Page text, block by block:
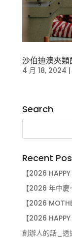
沙伯迪澳夾
4 月 18, 2024 |
Search
Recent
【2026 HAPPY
【2026 年中慶
【2026
【2026 HAPPY
創辦人的話_透